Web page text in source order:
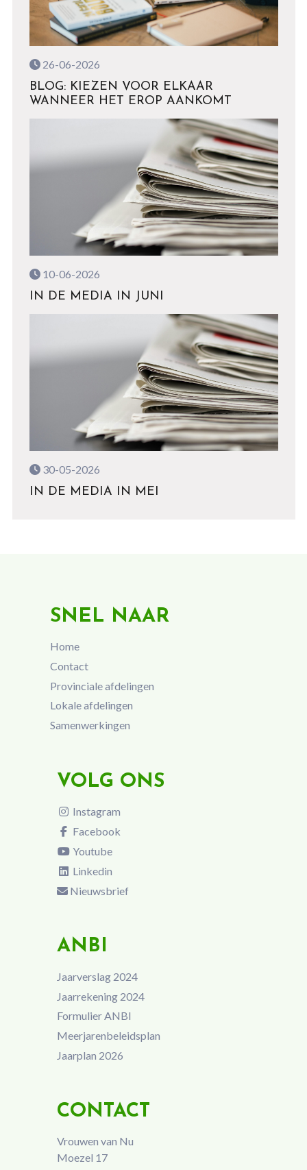
26-06-2026
BLOG: KIEZEN VOOR ELKAAR
WANNEER HET EROP AANKOMT
10-06-2026
IN DE MEDIA IN JUNI
30-05-2026
IN DE MEDIA IN MEI
SNEL NAAR
Home
Contact
Provinciale afdelingen
Lokale afdelingen
Samenwerkingen
VOLG ONS
Instagram
Facebook
Youtube
Linkedin
Nieuwsbrief
ANBI
Jaarverslag 2024
Jaarrekening 2024
Formulier ANBI
Meerjarenbeleidsplan
Jaarplan 2026
CONTACT
Vrouwen van Nu
Moezel 17